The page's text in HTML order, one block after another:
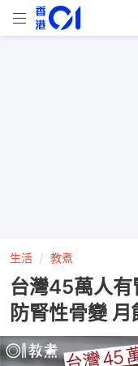
生活 教煮
台灣45萬人有
防腎性骨變